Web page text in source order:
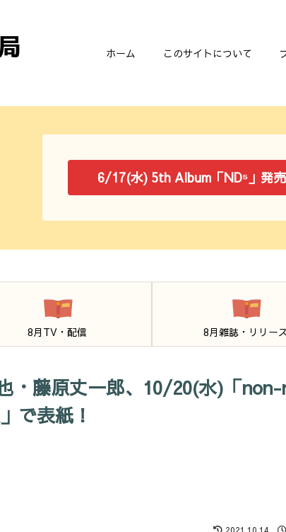
ホーム このサイトについて
6/17(水) 5th Album「ND⁵」発売
8月TV・配信 8月雑誌・リリース
・藤原丈一郎、10/20(水)「non-
で表紙！
2021.10.14